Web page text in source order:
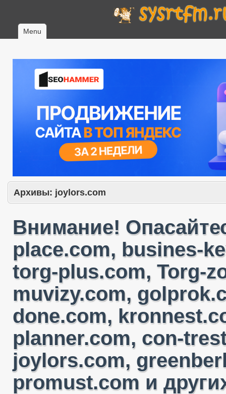
Menu
Архивы: joylors.com
Внимание!
place.com, busines-
torg-plus.com, Torg-
muvizy.com,
done.com,
planner.com, con-
joylors.com,
promust.com и